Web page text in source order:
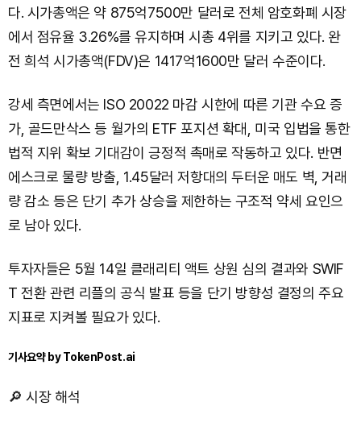
다. 시가총액은 약 875억7500만 달러로 전체 암호화폐 시장
에서 점유율 3.26%를 유지하며 시총 4위를 지키고 있다. 완
전 희석 시가총액(FDV)은 1417억1600만 달러 수준이다.
강세 측면에서는 ISO 20022 마감 시한에 따른 기관 수요 증
가, 골드만삭스 등 월가의 ETF 포지션 확대, 미국 입법을 통한
법적 지위 확보 기대감이 긍정적 촉매로 작동하고 있다. 반면
에스크로 물량 방출, 1.45달러 저항대의 두터운 매도 벽, 거래
량 감소 등은 단기 추가 상승을 제한하는 구조적 약세 요인으
로 남아 있다.
투자자들은 5월 14일 클래리티 액트 상원 심의 결과와 SWIF
T 전환 관련 리플의 공식 발표 등을 단기 방향성 결정의 주요
지표로 지켜볼 필요가 있다.
기사요약 by TokenPost.ai
🔎 시장 해석